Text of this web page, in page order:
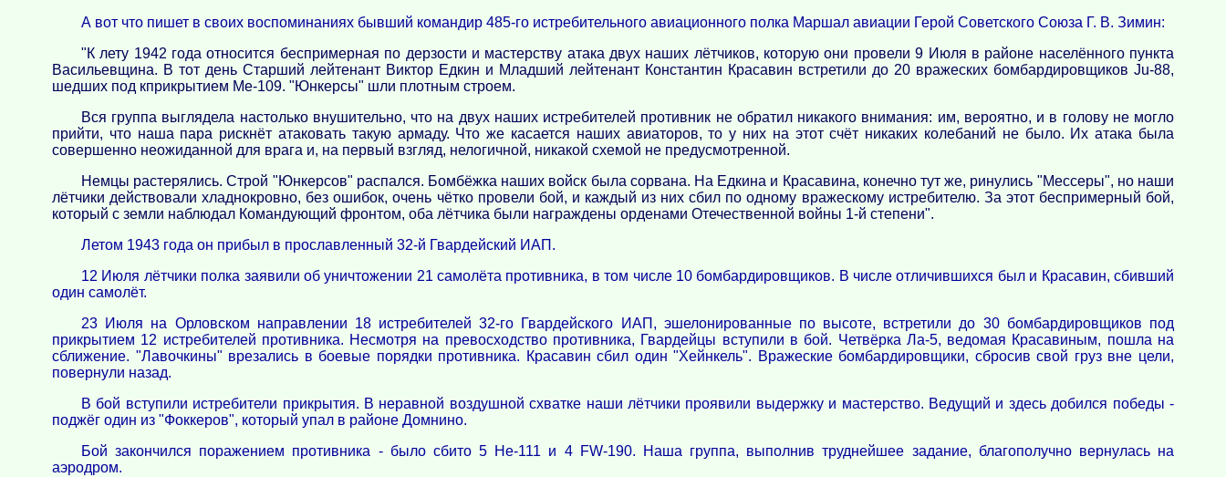
А вот что пишет в своих воспоминаниях бывший командир 485-го истребительного авиационного полка Маршал авиации Герой Советского Союза Г. В. Зимин:
"К лету 1942 года относится беспримерная по дерзости и мастерству атака двух наших лётчиков, которую они провели 9 Июля в районе населённого пункта
Васильевщина. В тот день Старший лейтенант Виктор Едкин и Младший лейтенант Константин Красавин встретили до 20 вражеских бомбардировщиков Ju-88,
шедших под кприкрытием Ме-109. "Юнкерсы" шли плотным строем.
Вся группа выглядела настолько внушительно, что на двух наших истребителей противник не обратил никакого внимания: им, вероятно, и в голову не могло
прийти, что наша пара рискнёт атаковать такую армаду. Что же касается наших авиаторов, то у них на этот счёт никаких колебаний не было. Их атака была
совершенно неожиданной для врага и, на первый взгляд, нелогичной, никакой схемой не предусмотренной.
Немцы растерялись. Строй "Юнкерсов" распался. Бомбёжка наших войск была сорвана. На Едкина и Красавина, конечно тут же, ринулись "Мессеры", но наши
лётчики действовали хладнокровно, без ошибок, очень чётко провели бой, и каждый из них сбил по одному вражескому истребителю. За этот беспримерный бой,
который с земли наблюдал Командующий фронтом, оба лётчика были награждены орденами Отечественной войны 1-й степени".
Летом 1943 года он прибыл в прославленный 32-й Гвардейский ИАП.
12 Июля лётчики полка заявили об уничтожении 21 самолёта противника, в том числе 10 бомбардировщиков. В числе отличившихся был и Красавин, сбивший
один самолёт.
23 Июля на Орловском направлении 18 истребителей 32-го Гвардейского ИАП, эшелонированные по высоте, встретили до 30 бомбардировщиков под
прикрытием 12 истребителей противника. Несмотря на превосходство противника, Гвардейцы вступили в бой. Четвёрка Ла-5, ведомая Красавиным, пошла на
сближение. "Лавочкины" врезались в боевые порядки противника. Красавин сбил один "Хейнкель". Вражеские бомбардировщики, сбросив свой груз вне цели,
повернули назад.
В бой вступили истребители прикрытия. В неравной воздушной схватке наши лётчики проявили выдержку и мастерство. Ведущий и здесь добился победы -
поджёг один из "Фоккеров", который упал в районе Домнино.
Бой закончился поражением противника - было сбито 5 Не-111 и 4 FW-190. Наша группа, выполнив труднейшее задание, благополучно вернулась на
аэродром.